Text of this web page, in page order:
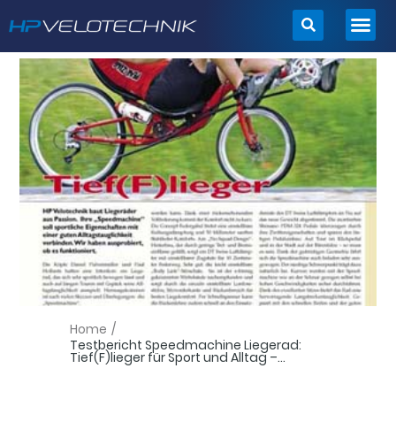
Inhalt
Home /
Testbericht Speedmachine Liegerad:
Tief(F)lieger für Sport und Alltag –...